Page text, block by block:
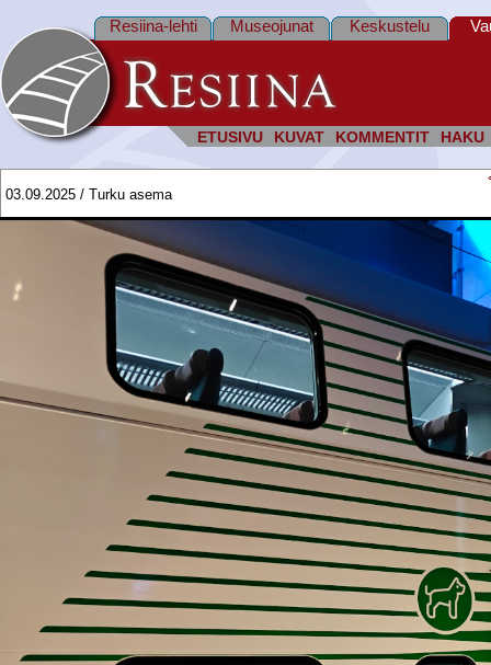
ETUSIVU KUVAT KOMMENTIT HAKU
Resiina-lehti Museojunat Keskustelu
03.09.2025 / Turku asema